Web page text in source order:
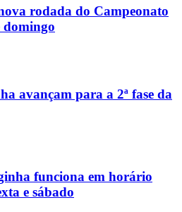
rodada do Campeonato
domingo
avançam para a 2ª fase da
funciona em horário
e sábado